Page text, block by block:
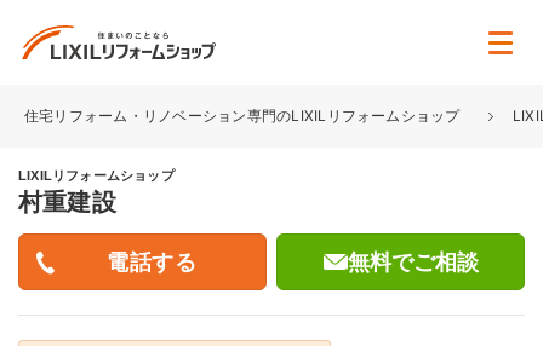
住宅リフォーム・リノベーション専門のLIXILリフォームショップ
LIXILリフォームショップ
村重建設
無料でご相談